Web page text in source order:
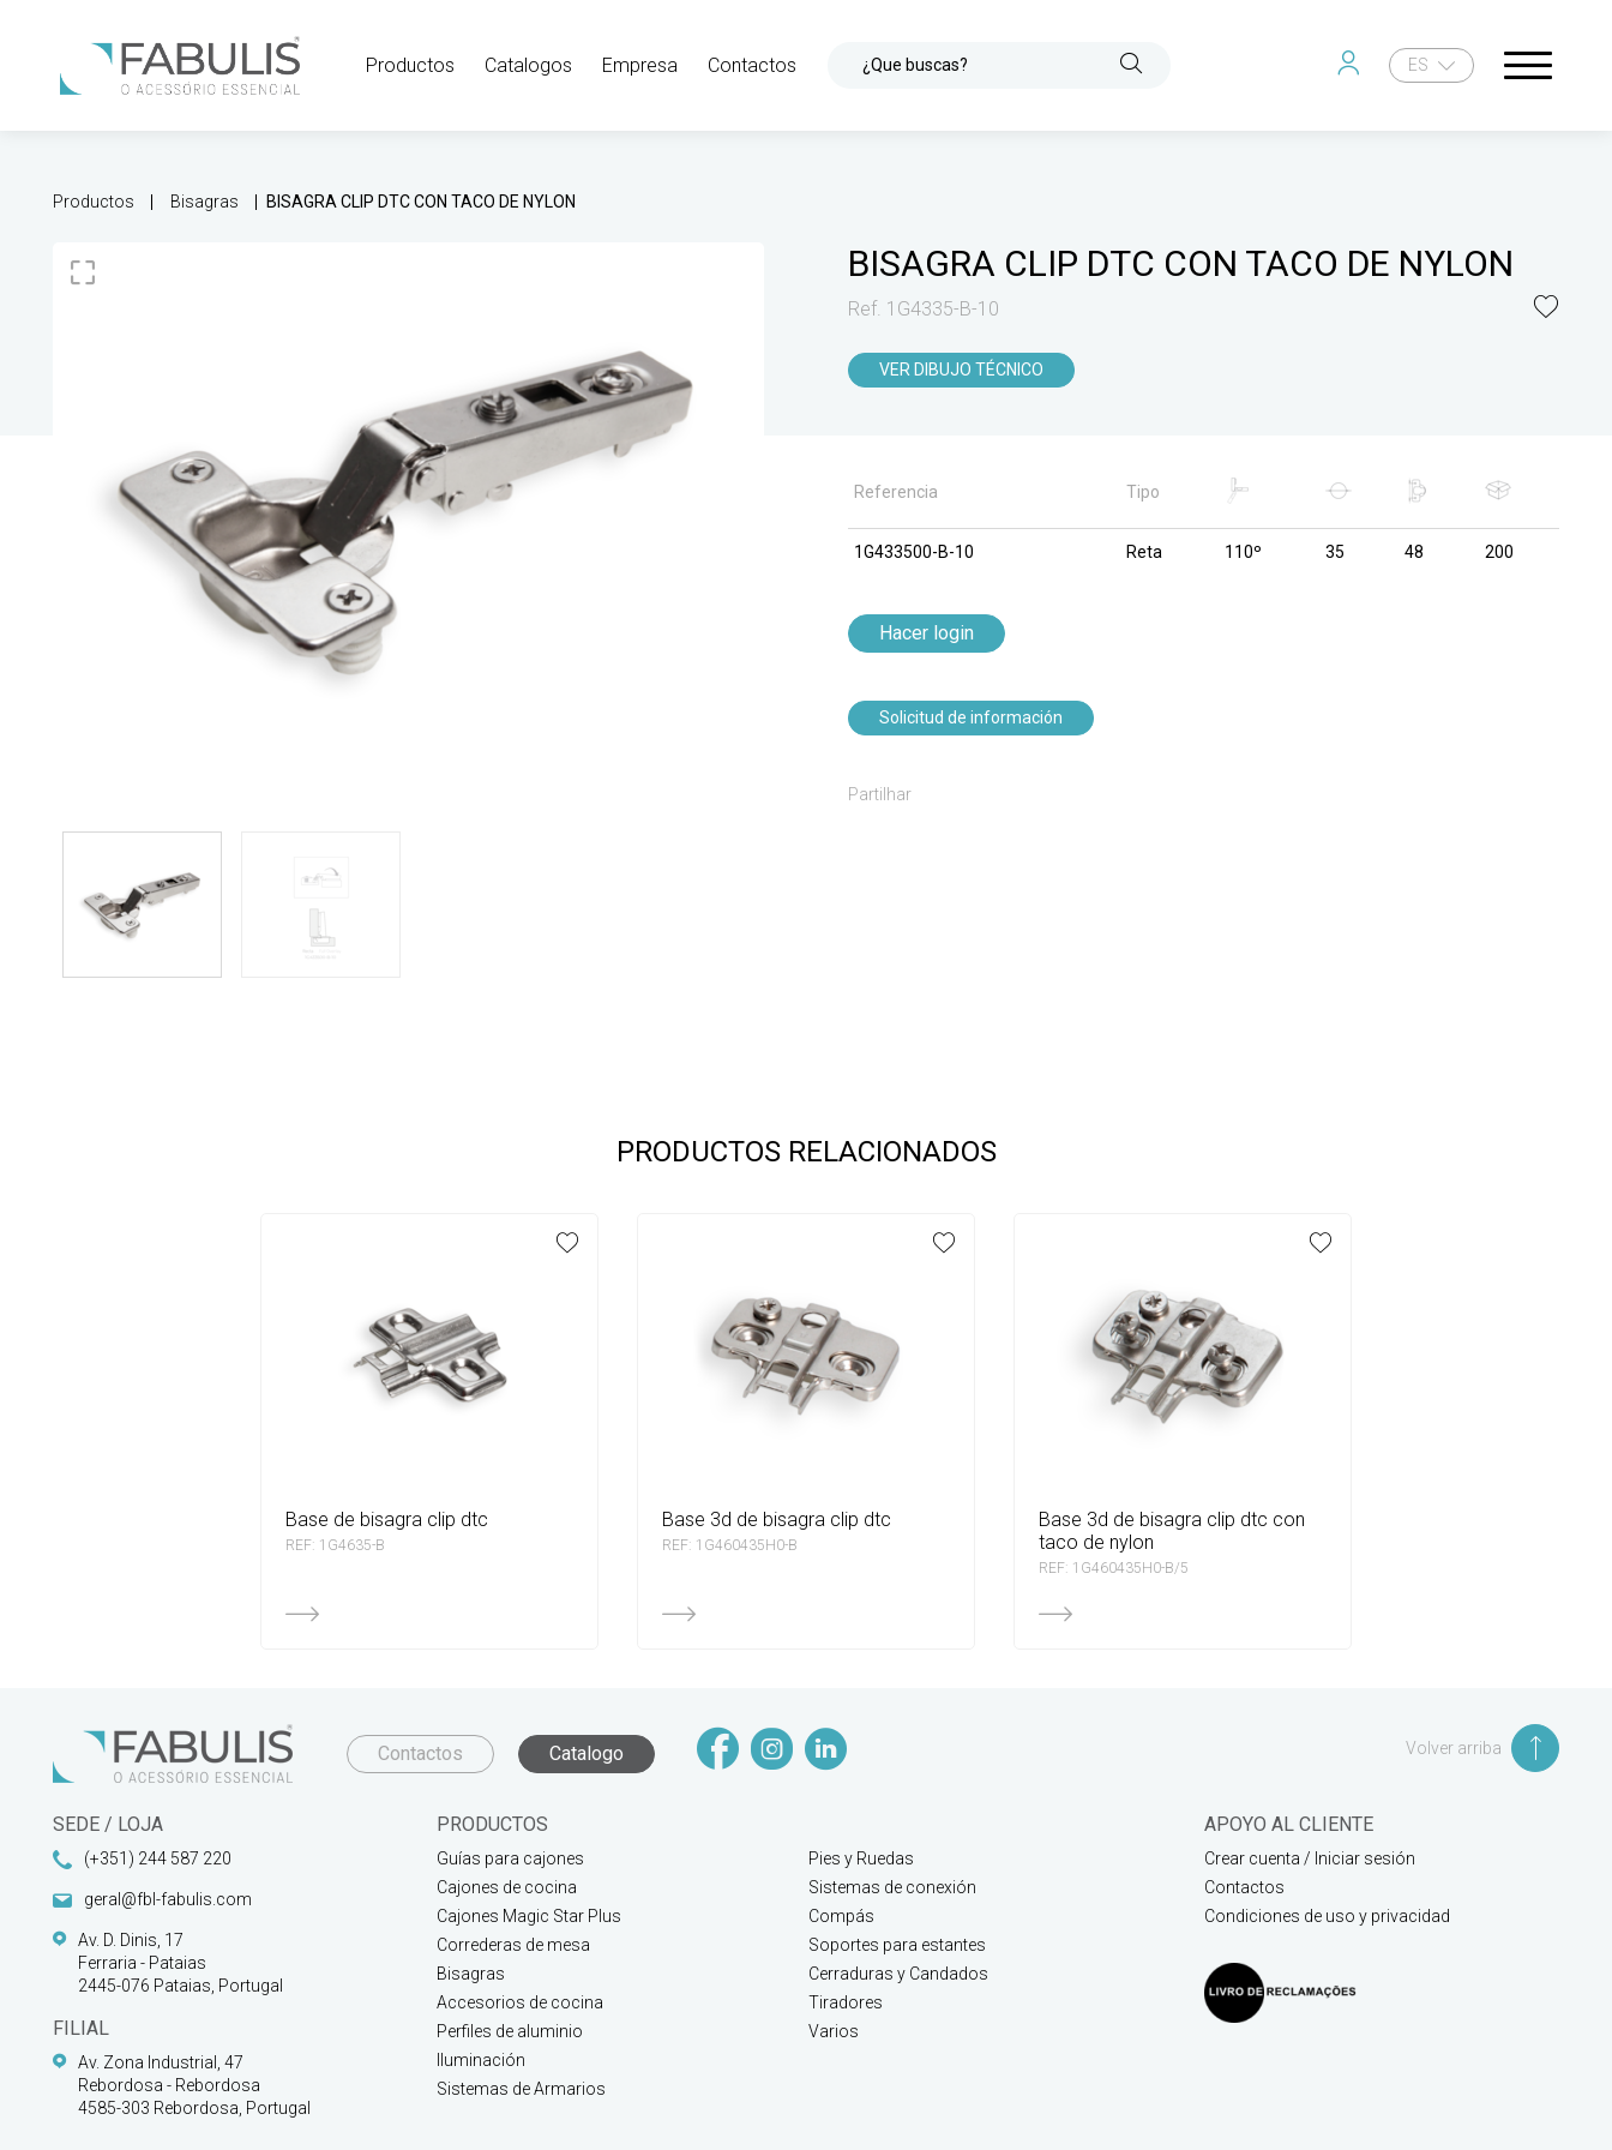
Productos Catalogos Empresa Contactos ¿Que buscas? ES
Productos Bisagras BISAGRA CLIP DTC CON TACO DE NYLON
BISAGRA CLIP DTC CON TACO DE NYLON
Ref. 1G4335-B-10
VER DIBUJO TÉCNICO
Referencia Tipo
1G433500-B-10 Reta 110º 35 48 200
Hacer login
Solicitud de información
Partilhar
PRODUCTOS RELACIONADOS
base de bisagra clip dtc
REF: 1G4635-B
base 3d de bisagra clip dtc
REF: 1G460435H0-B
base 3d de bisagra clip dtc con
taco de nylon
REF: 1G460435H0-B/5
Contactos Catalogo Volver arriba
SEDE / LOJA
(+351) 244 587 220
geral@fbl-fabulis.com
Av. D. Dinis, 17
Ferraria - Pataias
2445-076 Pataias, Portugal
FILIAL
Av. Zona Industrial, 47
Rebordosa - Rebordosa
4585-303 Rebordosa, Portugal
PRODUCTOS
Guías para cajones
Cajones de cocina
Cajones Magic Star Plus
Correderas de mesa
Bisagras
Accesorios de cocina
Perfiles de aluminio
Iluminación
Sistemas de Armarios
Pies y Ruedas
Sistemas de conexión
Compás
Soportes para estantes
Cerraduras y Candados
Tiradores
Varios
APOYO AL CLIENTE
Crear cuenta / Iniciar sesión
Contactos
Condiciones de uso y privacidad